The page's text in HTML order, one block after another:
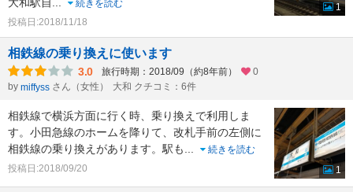
大和駅自...
続きを読む
投稿日:2018/11/18
1
相鉄線の乗り換えに使います
3.0 旅行時期：2018/09（約8年前）
0
by miffyss さん（女性） 大和 クチコミ：6件
相鉄線で横浜方面に行く時、乗り換えで利用しま
す。小田急線のホームを降りて、改札手前の左側に
相鉄線の乗り換えがあります。駅も...
続きを読む
投稿日:2018/09/20
1